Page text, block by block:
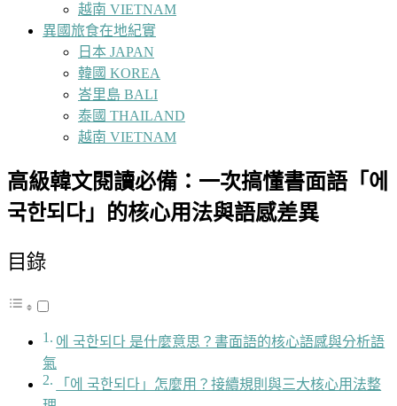
越南 VIETNAM
異國旅食在地紀實
日本 JAPAN
韓國 KOREA
峇里島 BALI
泰國 THAILAND
越南 VIETNAM
高級韓文閱讀必備：一次搞懂書面語「에
국한되다」的核心用法與語感差異
目錄
에 국한되다 是什麼意思？書面語的核心語感與分析語
氣
「에 국한되다」怎麼用？接續規則與三大核心用法整